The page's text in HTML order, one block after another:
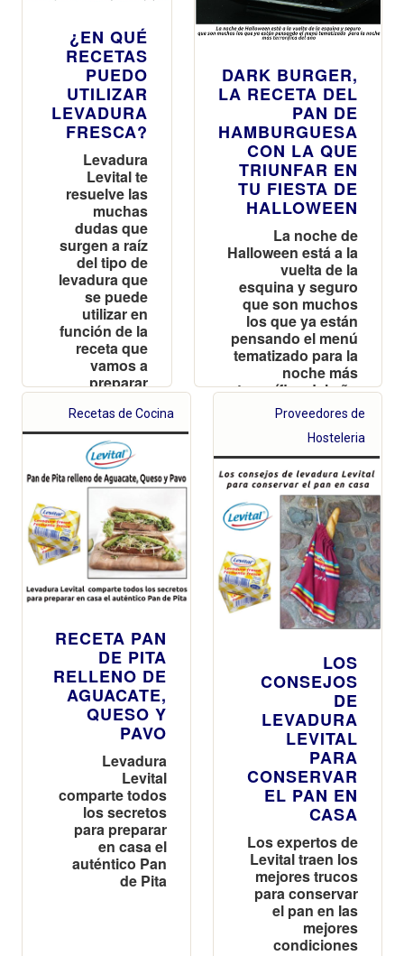
¿EN QUÉ
RECETAS
PUEDO
UTILIZAR
LEVADURA
FRESCA?
Levadura
Levital te
resuelve las
muchas
dudas que
surgen a raíz
del tipo de
levadura que
se puede
utilizar en
función de la
receta que
vamos a
preparar
DARK BURGER,
LA RECETA DEL
PAN DE
HAMBURGUESA
CON LA QUE
TRIUNFAR EN
TU FIESTA DE
HALLOWEEN
La noche de
Halloween está a la
vuelta de la
esquina y seguro
que son muchos
los que ya están
pensando el menú
tematizado para la
noche más
terrorífica del año
Recetas de Cocina
RECETA PAN
DE PITA
RELLENO DE
AGUACATE,
QUESO Y
PAVO
Levadura
Levital
comparte todos
los secretos
para preparar
en casa el
auténtico Pan
de Pita
Proveedores de
Hosteleria
LOS
CONSEJOS
DE
LEVADURA
LEVITAL
PARA
CONSERVAR
EL PAN EN
CASA
Los expertos de
Levital traen los
mejores trucos
para conservar
el pan en las
mejores
condiciones